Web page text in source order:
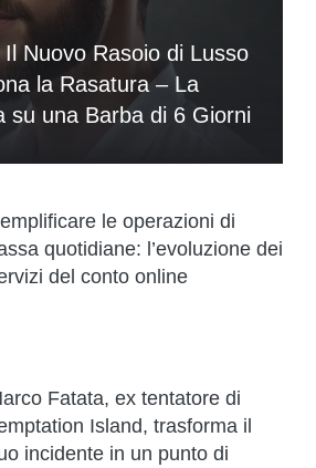
Nuovo Rasoio di Lusso
la Rasatura – La
su una Barba di 6 Giorni
le operazioni di
quotidiane: l’evoluzione dei
del conto online
Fatata, ex tentatore di
Island, trasforma il
incidente in un punto di